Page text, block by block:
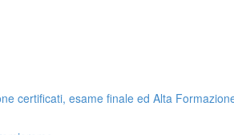
certificati, esame finale ed Alta